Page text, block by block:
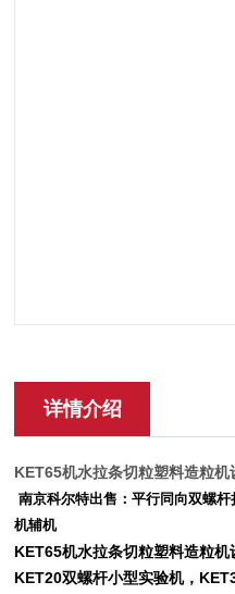
详情介绍
KET65机水拉条切粒塑料造粒机
南京科尔特出售：平行同向双螺
机辅机
KET65机水拉条切粒塑料造粒机
KET20双螺杆小型实验机，